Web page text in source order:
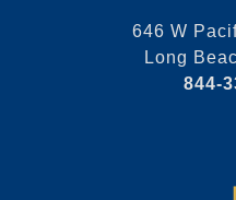
646 W
Long
844-